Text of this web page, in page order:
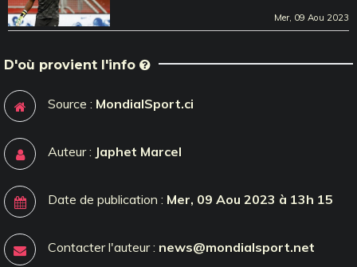
Mer, 09 Aou 2023
D'où provient l'info
Source : MondialSport.ci
Auteur : Japhet Marcel
Date de publication : Mer, 09 Aou 2023 à 13h 15
Contacter l'auteur : news@mondialsport.net